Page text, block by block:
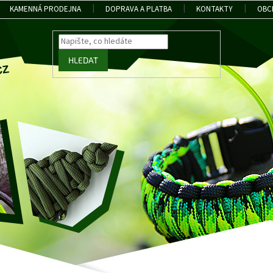
KAMENNÁ PRODEJNA DOPRAVA A PLATBA KONTAKTY
HLEDAT